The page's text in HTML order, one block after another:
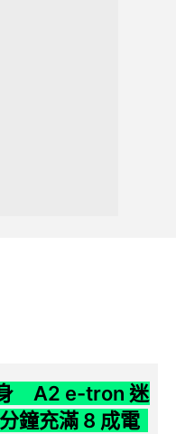
A2 e-tron 迷
鐘充滿 8 成電